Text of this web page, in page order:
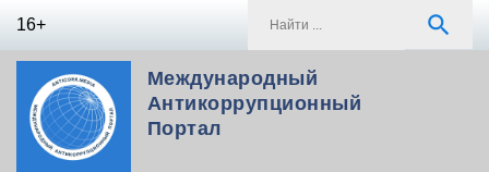
16+ search
Международный
Антикоррупционный
Портал